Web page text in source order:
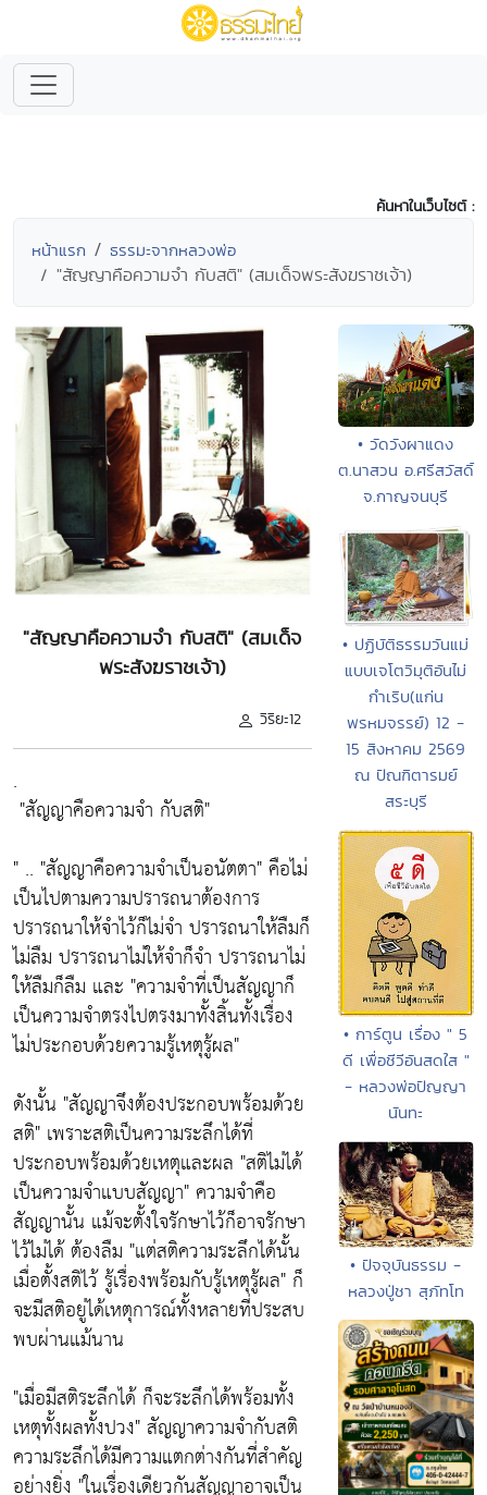
ค้นหาในเว็บไซต์ :
หน้าแรก ธรรมะจากหลวงพ่อ
"สัญญาคือความจำ กับสติ" (สมเด็จพระสังฆราชเจ้า)
"สัญญาคือความจำ กับสติ" (สมเด็จ
พระสังฆราชเจ้า)
วิริยะ12
.
"สัญญาคือความจำ กับสติ"
" .. "สัญญาคือความจำเป็นอนัตตา"คือไม่
เป็นไปตามความปรารถนาต้องการ
ปรารถนาให้จำไว้ก็ไม่จำ ปรารถนาให้ลืมก็
ไม่ลืม ปรารถนาไม่ให้จำก็จำ ปรารถนาไม่
ให้ลืมก็ลืม และ "ความจำที่เป็นสัญญาก็
เป็นความจำตรงไปตรงมาทั้งสิ้นทั้งเรื่อง
ไม่ประกอบด้วยความรู้เหตุรู้ผล"
ดังนั้น "สัญญาจึงต้องประกอบพร้อมด้วย
สติ" เพราะสติเป็นความระลึกได้ที่
ประกอบพร้อมด้วยเหตุและผล "สติไม่ได้
เป็นความจำแบบสัญญา"ความจำคือ
สัญญานั้น แม้จะตั้งใจรักษาไว้ก็อาจรักษา
ไว้ไม่ได้ ต้องลืม "แต่สติความระลึกได้นั้น
เมื่อตั้งสติไว้ รู้เรื่องพร้อมกับรู้เหตุรู้ผล" ก็
จะมีสติอยู่ได้เหตุการณ์ทั้งหลายที่ประสบ
พบผ่านแม้นาน
"เมื่อมีสติระลึกได้ ก็จะระลึกได้พร้อมทั้ง
เหตุทั้งผลทั้งปวง"สัญญาความจำกับสติ
ความระลึกได้มีความแตกต่างกันที่สำคัญ
อย่างยิ่ง "ในเรื่องเดียวกันสัญญาอาจเป็น
• วัดวังผาแดง
ต.นาสวน อ.ศรีสวัสดิ์
จ.กาญจนบุรี
• ปฏิบัติธรรมวันแม่
แบบเจโตวิมุติอันไม่
กำเริบ(แก่น
พรหมจรรย์) 12 -
15 สิงหาคม 2569
ณ ปัณฑิตารมย์
สระบุรี
• การ์ตูน เรื่อง " 5
ดี เพื่อชีวีอันสดใส "
- หลวงพ่อปัญญา
นันทะ
• ปัจจุบันธรรม -
หลวงปู่ชา สุภัทโท